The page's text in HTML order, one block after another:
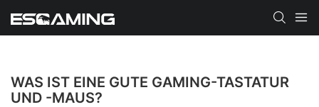
WAS IST EINE GUTE GAMING-TASTATUR
UND -MAUS?